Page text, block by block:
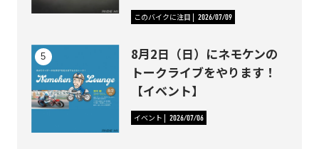
このバイクに注目 2026/07/09
8月2日（日）にネモケンの
トークライブをやります！
【イベント】
イベント 2026/07/06